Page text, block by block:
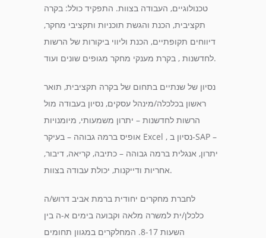
טכנולוגיים, העבודה בצוות. התפקיד כולל: בקרה
תקציבית, הכנת והגשת תוכניות ותקציבי מחקר,
דיווחים תקופתיים, הכנת וליווי ביקורות של הרשות
לחדשנות , בקרת מענקי מחקר מגופים שונים ועוד.
נסיון של שנתיים בתחום של בקרה תקציבית, תואר
ראשון בכלכלה/מינהל עסקים, נסיון בעבודה מול
הרשות לחדשנות – יתרון משמעותי, מיומנויות
אופיס ברמה גבוהה – בעיקר Excel , נסיון ב-SAP –
יתרון, אנגלית ברמה גבוהה – כתיבה, קריאה, דיבור,
אחריות ודייקנות, יכולת עבודה בצוות.
לחברת מחקרים יחודית ברמת אביב דרוש/ה
כלכלן/ית למשרה מלאה וקבועה בימים א-ה בין
השעות 8-17. המחלקרים במגוון תחומים